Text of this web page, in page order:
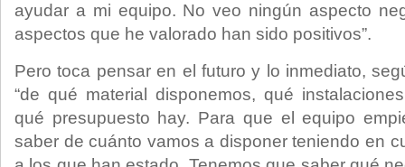
ayudar a mi equipo. No veo ningún aspecto
aspectos que he valorado han sido positivos”.
Pero toca pensar en el futuro y lo inmediato,
“de qué material disponemos, qué
qué presupuesto hay. Para que el equipo
saber de cuánto vamos a disponer teniendo en